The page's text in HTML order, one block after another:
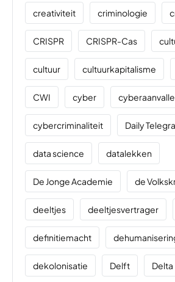
creativiteit criminologie
CRISPR CRISPR-Cas
cultuur cultuurkapitalisme
CWI cyber
cybercriminaliteit Daily
data science datalekken
De Jonge Academie de
deeltjes deeltjesvertrager
definitiemacht
dekolonisatie Delft Delta